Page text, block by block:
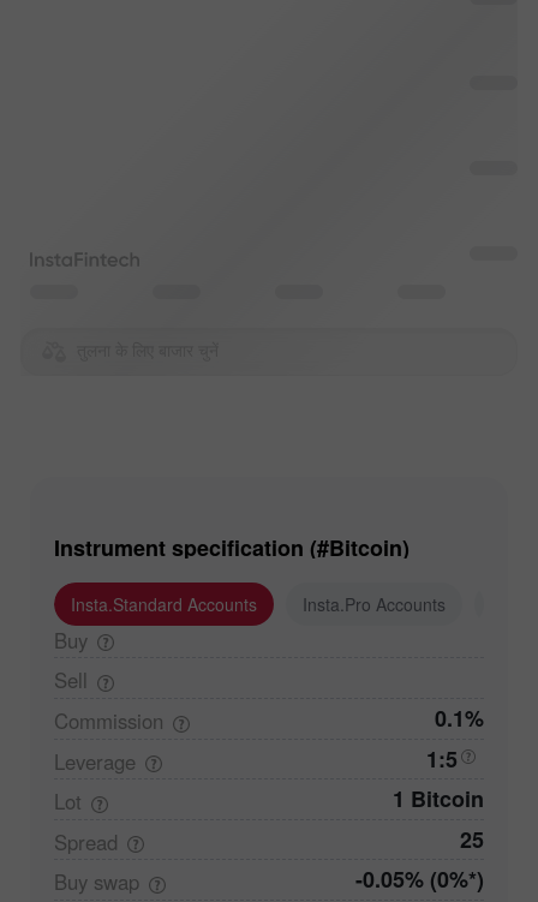
Instrument specification (#Bitcoin)
Insta.Standard Accounts Insta.Pro Accounts
Buy
Sell
Commission
0.1%
Leverage 1:5
Lot 1 Bitcoin
Spread 25
Buy swap -0.05% (0%*)